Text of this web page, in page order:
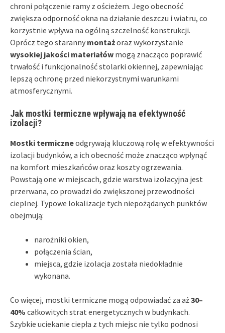
chroni połączenie ramy z ościeżem. Jego obecność
zwiększa odporność okna na działanie deszczu i wiatru, co
korzystnie wpływa na ogólną szczelność konstrukcji.
Oprócz tego staranny montażoraz wykorzystanie
wysokiej jakości materiałów mogą znacząco poprawić
trwałość i funkcjonalność stolarki okiennej, zapewniając
lepszą ochronę przed niekorzystnymi warunkami
atmosferycznymi.
Jak mostki termiczne wpływają na efektywność
izolacji?
Mostki termiczneodgrywają kluczową rolę w efektywności
izolacji budynków, a ich obecność może znacząco wpłynąć
na komfort mieszkańców oraz koszty ogrzewania.
Powstają one w miejscach, gdzie warstwa izolacyjna jest
przerwana, co prowadzi do zwiększonej przewodności
cieplnej. Typowe lokalizacje tych niepożądanych punktów
obejmują:
narożniki okien,
połączenia ścian,
miejsca, gdzie izolacja została niedokładnie
wykonana.
Co więcej, mostki termiczne mogą odpowiadać za aż30–
40% całkowitych strat energetycznych w budynkach.
Szybkie uciekanie ciepła z tych miejsc nie tylko podnosi